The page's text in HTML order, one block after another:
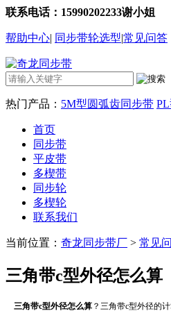
联系电话：15990202233谢小姐
帮助中心| 同步带轮选型|常见问答
热门产品： 5M型圆弧齿同步带
首页
同步带
平皮带
多楔带
同步轮
多楔轮
联系我们
当前位置： 奇龙同步带厂 > 常见
三角带c型外径怎么算
三角带c型外径怎么算 ？三角带c型外径的